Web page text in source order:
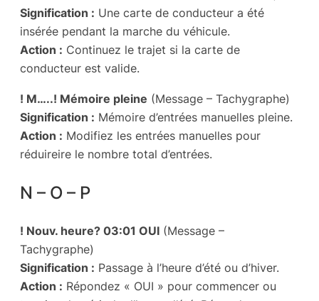
Signification : Une carte de conducteur a été
insérée pendant la marche du véhicule.
Action : Continuez le trajet si la carte de
conducteur est valide.
! M…..! Mémoire pleine (Message – Tachygraphe)
Signification : Mémoire d’entrées manuelles pleine.
Action : Modifiez les entrées manuelles pour
réduireire le nombre total d’entrées.
N – O – P
! Nouv. heure? 03:01 OUI (Message –
Tachygraphe)
Signification : Passage à l’heure d’été ou d’hiver.
Action : Répondez « OUI » pour commencer ou